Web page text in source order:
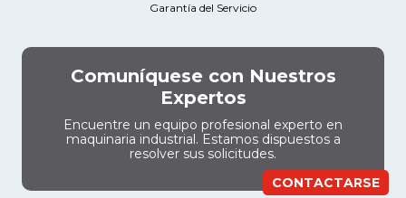
Garantía del Servicio
Comuníquese con Nuestros
Expertos
Encuentre un equipo profesional experto en
maquinaria industrial. Estamos dispuestos a
resolver sus solicitudes.
CONTACTARSE